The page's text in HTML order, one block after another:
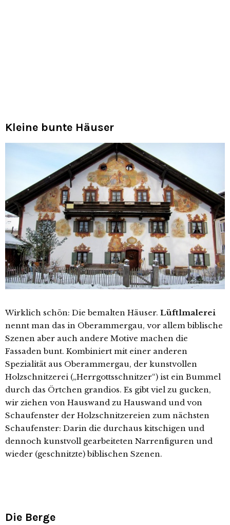
Kleine bunte Häuser
Wirklich schön: Die bemalten Häuser. Lüftlmalerei
nennt man das in Oberammergau, vor allem biblische
Szenen aber auch andere Motive machen die
Fassaden bunt. Kombiniert mit einer anderen
Spezialität aus Oberammergau, der kunstvollen
Holzschnitzerei („Herrgottsschnitzer“) ist ein Bummel
durch das Örtchen grandios. Es gibt viel zu gucken,
wir ziehen von Hauswand zu Hauswand und von
Schaufenster der Holzschnitzereien zum nächsten
Schaufenster: Darin die durchaus kitschigen und
dennoch kunstvoll gearbeiteten Narrenfiguren und
wieder (geschnitzte) biblischen Szenen.
Die Berge